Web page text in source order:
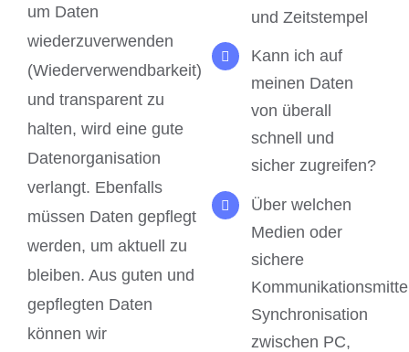
um Daten
wiederzuverwenden
(Wiederverwendbarkeit)
und transparent zu
halten, wird eine gute
Datenorganisation
verlangt. Ebenfalls
müssen Daten gepflegt
werden, um aktuell zu
bleiben. Aus guten und
gepflegten Daten
können wir
und Zeitstempel
Kann ich auf
meinen Daten
von überall
schnell und
sicher zugreifen?
Über welchen
Medien oder
sichere
Synchronisation
zwischen PC,